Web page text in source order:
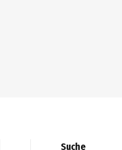
Suche